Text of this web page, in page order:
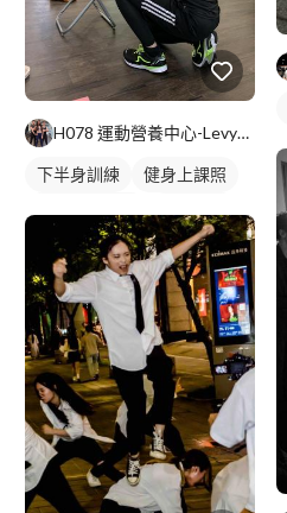
H078 運動營養中心-Levy教練
下半身訓練
健身上課照
健身課程